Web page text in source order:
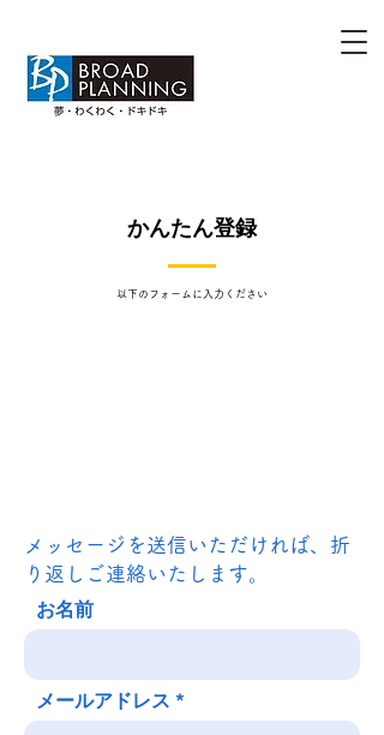
かんたん登録
​以下のフォームに入力ください
メッセージを送信いただければ、折
り返しご連絡いたします。
お名前
メールアドレス